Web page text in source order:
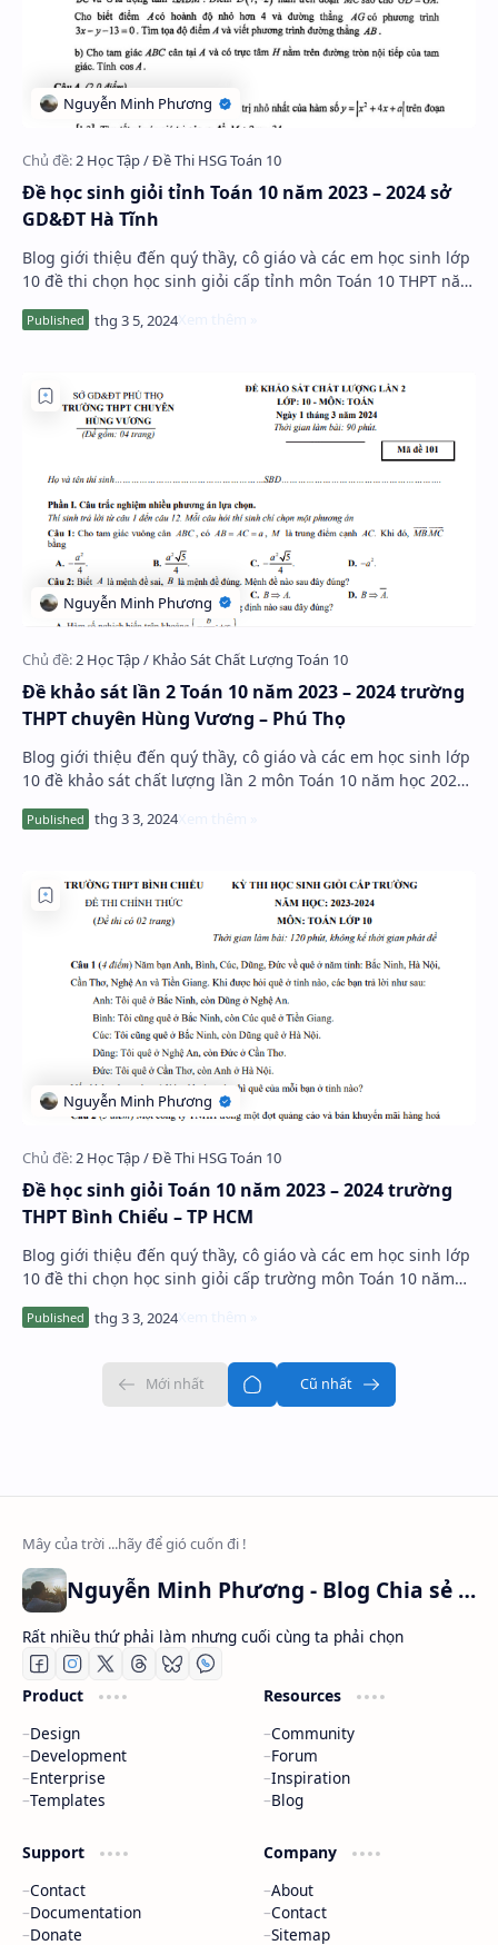
Đề học sinh giỏi tỉnh Toán 10 năm 2023 – 2024 sở
GD&ĐT Hà Tĩnh
Blog giới thiệu đến quý thầy, cô giáo và các em học sinh lớp
10 đề thi chọn học sinh giỏi cấp tỉnh môn Toán 10 THPT năm
học 2023 – 2024 sở Giáo dục v…
Đề khảo sát lần 2 Toán 10 năm 2023 – 2024 trường
THPT chuyên Hùng Vương – Phú Thọ
Blog giới thiệu đến quý thầy, cô giáo và các em học sinh lớp
10 đề khảo sát chất lượng lần 2 môn Toán 10 năm học 2023
Đề học sinh giỏi Toán 10 năm 2023 – 2024 trường
THPT Bình Chiểu – TP HCM
Blog giới thiệu đến quý thầy, cô giáo và các em học sinh lớp
10 đề thi chọn học sinh giỏi cấp trường môn Toán 10 năm
học 2023 – 2024 trường THPT Bình…
Nguyễn Minh Phương - Blog Chia sẻ Kiến thức Chứng khoán & Tài liệu Toán học
Rất nhiều thứ phải làm nhưng cuối cùng ta phải chọn
Product
Design
Development
Enterprise
Templates
Resources
Community
Forum
Inspiration
Blog
Support
Contact
Documentation
Donate
Company
About
Contact
Sitemap